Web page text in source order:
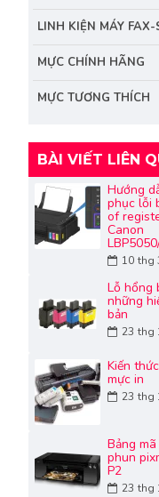
LINH KIỆN MÁY FAX-
MỰC CHÍNH HÃNG
MỰC TƯƠNG THÍCH
BÀI VIẾT LIÊN
Hướng
phục lỗi
of
Canon
10 thg
Lỗ hổng
những
bản
23 thg
Kiến
mực in
23 thg
Bảng
phun
P2
23 thg